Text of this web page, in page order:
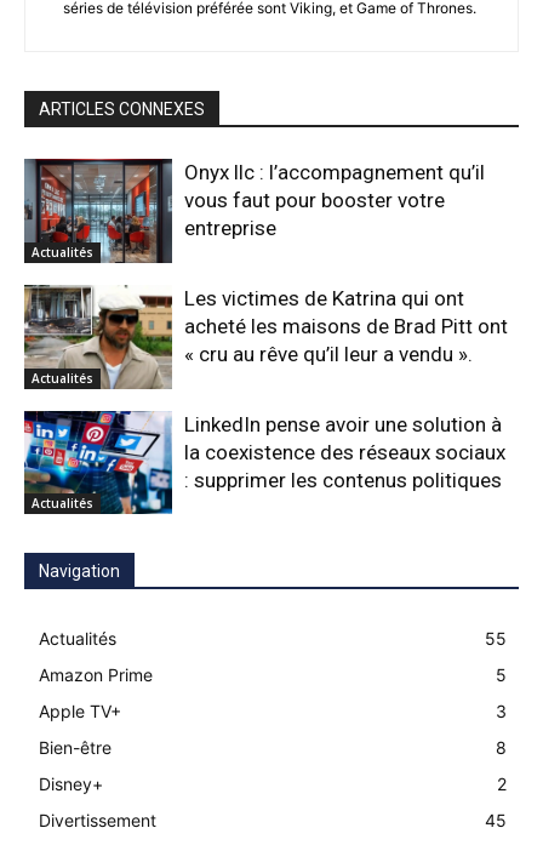
séries de télévision préférée sont Viking, et Game of Thrones.
ARTICLES CONNEXES
Actualités
Onyx llc : l’accompagnement qu’il
vous faut pour booster votre
entreprise
Actualités
Les victimes de Katrina qui ont
acheté les maisons de Brad Pitt ont
« cru au rêve qu’il leur a vendu ».
Actualités
LinkedIn pense avoir une solution à
la coexistence des réseaux sociaux
: supprimer les contenus politiques
Navigation
Actualités
55
Amazon Prime
5
Apple TV+
3
Bien-être
8
Disney+
2
Divertissement
45